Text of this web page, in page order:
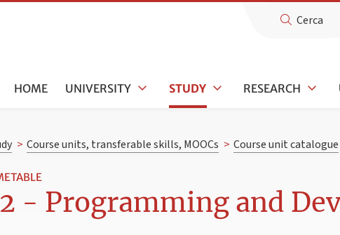
Cerca
HOME UNIVERSITY STUDY RESEARCH
> Course units, transferable skills, MOOCs > Course unit catalogue
- Programming and